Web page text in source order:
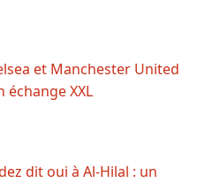
et Manchester United
échange XXL
dit oui à Al-Hilal : un